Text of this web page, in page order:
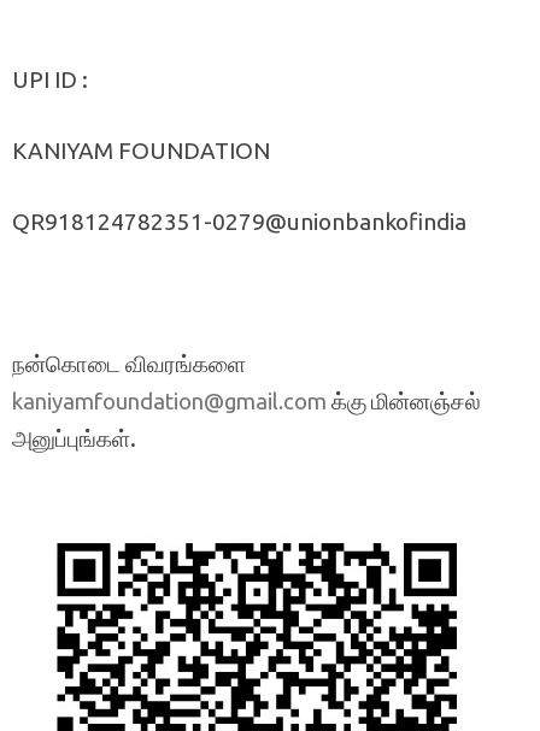
UPI ID :
KANIYAM FOUNDATION
QR918124782351-0279@unionbankofindia
நன்கொடை விவரங்களை
kaniyamfoundation@gmail.com க்கு மின்னஞ்சல்
அனுப்புங்கள்.